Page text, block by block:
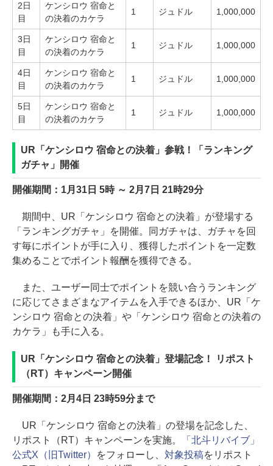
2日
目
ケンシロウ 宿命と
の決着のカケラ
1 ジュドル 1,000,000
3日
目
ケンシロウ 宿命と
の決着のカケラ
1 ジュドル 1,000,000
4日
目
ケンシロウ 宿命と
の決着のカケラ
1 ジュドル 1,000,000
5日
目
ケンシロウ 宿命と
の決着のカケラ
1 ジュドル 1,000,000
UR「ケンシロウ 宿命との決着」参戦！「ランキング
ガチャ」開催
開催期間：1月31日 5時 ～ 2月7日 21時29分
期間中、UR「ケンシロウ 宿命との決着」が登場する
「ランキングガチャ」を開催。同ガチャは、ガチャを回
す毎にポイントが手に入り、獲得したポイントを一定数
集めることでポイント報酬を獲得できる。
また、ユーザー同士でポイントを競い合うランキング
に応じてさまざまなアイテムを入手できるほか、UR「ケ
ンシロウ 宿命との決着」や「ケンシロウ 宿命との決着の
カケラ」も手に入る。
UR「ケンシロウ 宿命との決着」登場記念！ リポスト
（RT）キャンペーン開催
開催期間：2月4日 23時59分まで
UR「ケンシロウ 宿命との決着」の登場を記念した、
リポスト（RT）キャンペーンを実施。
「北斗リバイブ」
公式X（旧Twitter）
をフォローし、 対象投稿をリポスト